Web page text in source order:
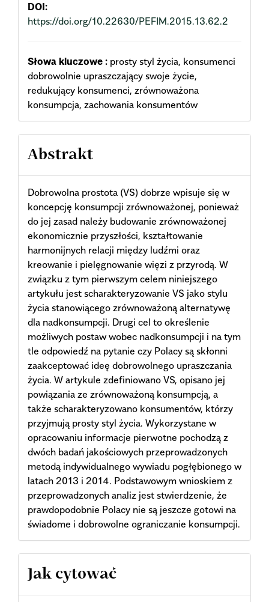
DOI:
https://doi.org/10.22630/PEFIM.2015.13.62.2
Słowa kluczowe : prosty styl życia, konsumenci
dobrowolnie upraszczający swoje życie,
redukujący konsumenci, zrównoważona
konsumpcja, zachowania konsumentów
Abstrakt
Dobrowolna prostota (VS) dobrze wpisuje się w
koncepcję konsumpcji zrównoważonej, ponieważ
do jej zasad należy budowanie zrównoważonej
ekonomicznie przyszłości, kształtowanie
harmonijnych relacji między ludźmi oraz
kreowanie i pielęgnowanie więzi z przyrodą. W
związku z tym pierwszym celem niniejszego
artykułu jest scharakteryzowanie VS jako stylu
życia stanowiącego zrównoważoną alternatywę
dla nadkonsumpcji. Drugi cel to określenie
możliwych postaw wobec nadkonsumpcji i na tym
tle odpowiedź na pytanie czy Polacy są skłonni
zaakceptować ideę dobrowolnego upraszczania
życia. W artykule zdefiniowano VS, opisano jej
powiązania ze zrównoważoną konsumpcją, a
także scharakteryzowano konsumentów, którzy
przyjmują prosty styl życia. Wykorzystane w
opracowaniu informacje pierwotne pochodzą z
dwóch badań jakościowych przeprowadzonych
metodą indywidualnego wywiadu pogłębionego w
latach 2013 i 2014. Podstawowym wnioskiem z
przeprowadzonych analiz jest stwierdzenie, że
prawdopodobnie Polacy nie są jeszcze gotowi na
świadome i dobrowolne ograniczanie konsumpcji.
Article
Details
Jak cytować